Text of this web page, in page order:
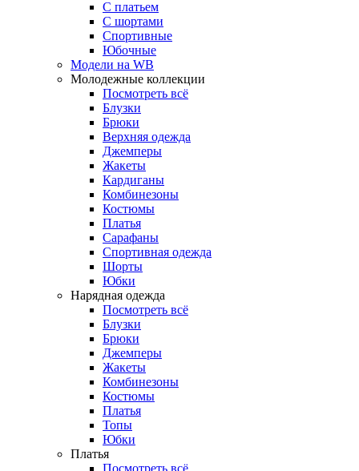
С платьем
С шортами
Спортивные
Юбочные
Модели на WB
Молодежные коллекции
Посмотреть всё
Блузки
Брюки
Верхняя одежда
Джемперы
Жакеты
Кардиганы
Комбинезоны
Костюмы
Платья
Сарафаны
Спортивная одежда
Шорты
Юбки
Нарядная одежда
Посмотреть всё
Блузки
Брюки
Джемперы
Жакеты
Комбинезоны
Костюмы
Платья
Топы
Юбки
Платья
Посмотреть всё